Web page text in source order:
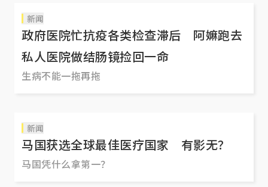
新闻
政府医院忙抗疫各类检查滞后 阿嫲跑去
私人医院做结肠镜捡回一命
生病不能一拖再拖
新闻
马国获选全球最佳医疗国家 有影无？
马国凭什么拿第一？